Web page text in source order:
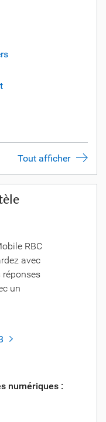
Tout afficher
RBC
avec
réponses
un
numériques :